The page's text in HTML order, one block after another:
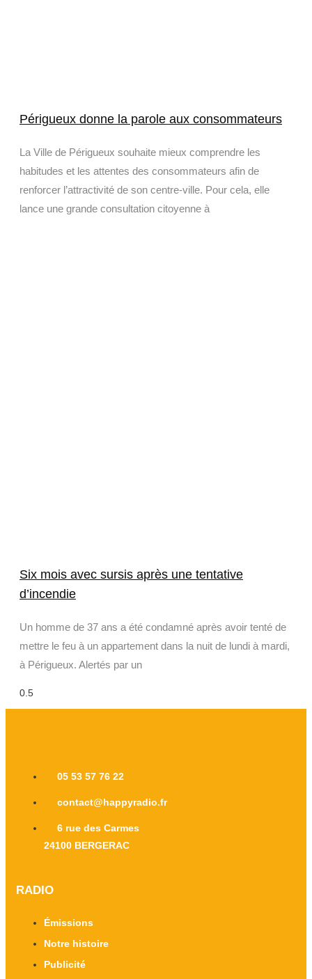
Périgueux donne la parole aux consommateurs
La Ville de Périgueux souhaite mieux comprendre les
habitudes et les attentes des consommateurs afin de
renforcer l’attractivité de son centre-ville. Pour cela, elle
lance une grande consultation citoyenne à
Six mois avec sursis après une tentative
d’incendie
Un homme de 37 ans a été condamné après avoir tenté de
mettre le feu à un appartement dans la nuit de lundi à mardi,
à Périgueux. Alertés par un
05 53 57 76 22
contact@happyradio.fr
6 rue des Carmes
24100 BERGERAC
RADIO
Émissions
Notre histoire
Publicité